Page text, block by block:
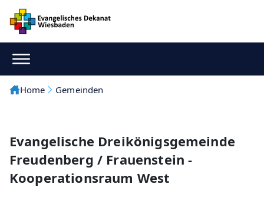
Home Gemeinden
Evangelische Dreikönigsgemeinde
Freudenberg / Frauenstein -
Kooperationsraum West